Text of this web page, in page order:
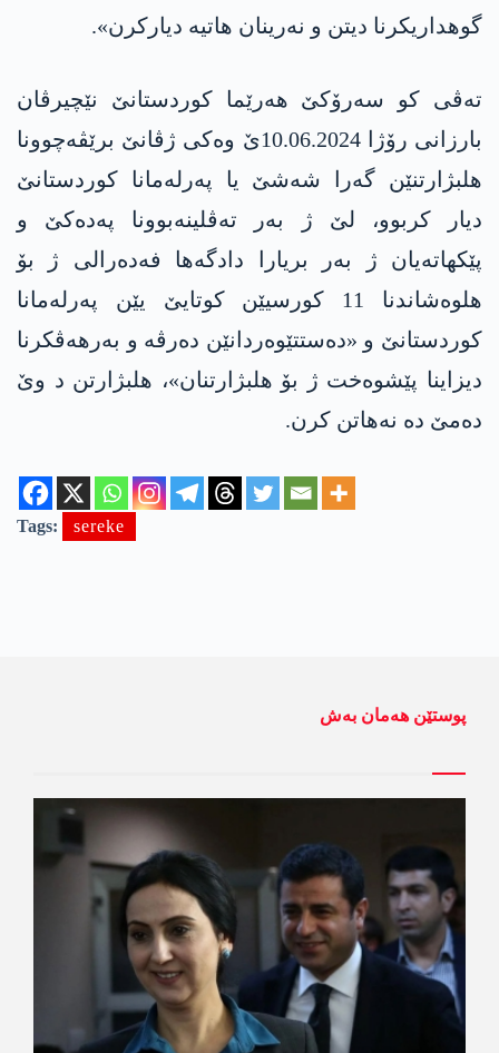
گوهداریکرنا دیتن و نەرینان هاتیە دیارکرن».
تەڤی کو سەرۆکێ هەرێما کوردستانێ نێچیرڤان
بارزانی رۆژا 10.06.2024ێ وەکی ژڤانێ برێڤەچوونا
هلبژارتنێن گەرا شەشێ یا پەرلەمانا کوردستانێ
دیار کربوو، لێ ژ بەر تەڤلینەبوونا په‌ده‌كێ و
پێکهاته‌یان ژ بەر بریارا دادگەها فەدەرالی ژ بۆ
هلوەشاندنا 11 کورسیێن کوتایێ یێن پەرلەمانا
کوردستانێ و «دەستتێوەردانێن دەرڤە و بەرهەڤکرنا
دیزاینا پێشوەخت ژ بۆ هلبژارتنان»، هلبژارتن د وێ
دەمێ دە نەهاتن کرن.
Tags: sereke
پوستێن ھەمان بەش